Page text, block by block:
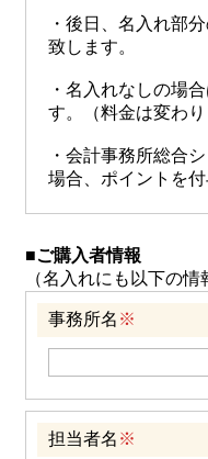
・後日、名入れ部
致します。
・名入れなしの場
す。（料金は変わり
・会計事務所総合
場合、ポイントを付
■ご購入者情報
（名入れにも以下の情
事務所名 ※
担当者名 ※